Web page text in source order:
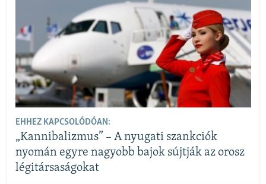
EHHEZ KAPCSOLÓDÓAN:
„Kannibalizmus” – A nyugati szankciók
nyomán egyre nagyobb bajok sújtják az orosz
légitársaságokat